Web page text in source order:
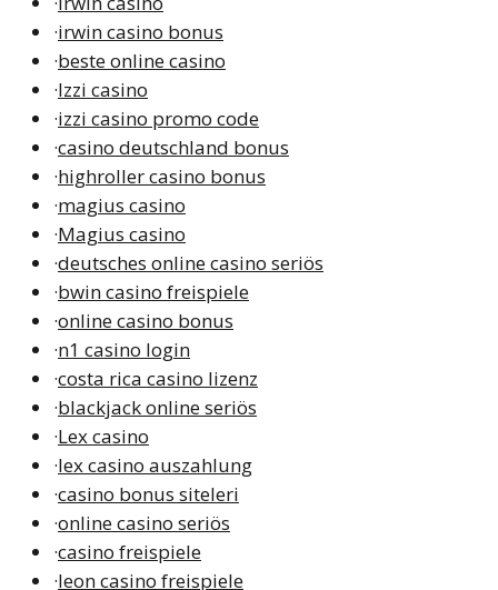
·irwin casino bonus
·beste online casino
·Izzi casino
·izzi casino promo code
·casino deutschland bonus
·highroller casino bonus
·magius casino
·Magius casino
·deutsches online casino seriös
·bwin casino freispiele
·online casino bonus
·n1 casino login
·costa rica casino lizenz
·blackjack online seriös
·Lex casino
·lex casino auszahlung
·casino bonus siteleri
·online casino seriös
·casino freispiele
·leon casino freispiele